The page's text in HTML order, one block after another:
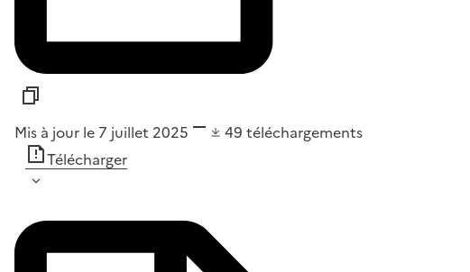
Mis à jour le 7 juillet 2025 49 téléchargements
Télécharger